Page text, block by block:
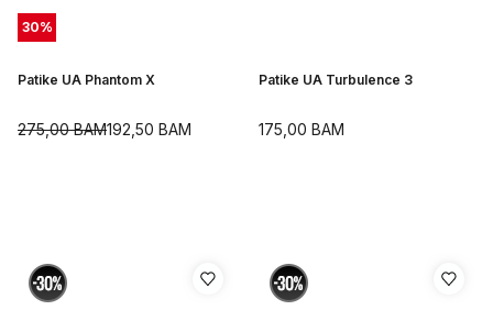
30%
Patike UA Phantom X
192,50 BAM
275,00BAM
Patike UA Turbulence 3
175,00 BAM